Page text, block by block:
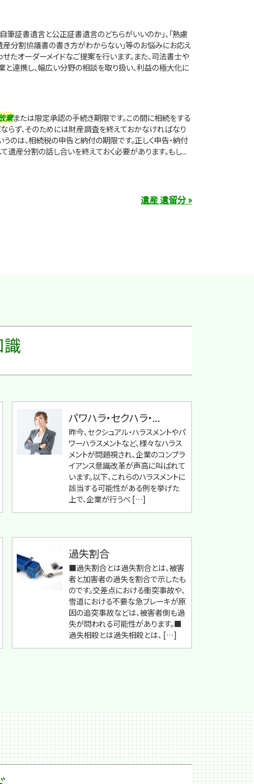
自筆証書遺言と公正証書遺言のどちらがいいのか」、「熟慮
遺産分割協議書の書き方がわからない」等のお悩みにお応え
たオーダーメイドなご提案を行います。また、司法書士や
と連携し、幅広い分野の相談を取り扱い、利益の極大化に
棄または限定承認の手続き期限です。この間に相続をする
らず、そのためには財産調査を終えておかなければなり
いうのは、相続税の申告と納付の期限です。正しく申告・納付
遺産分割の話し合いを終えておく必要があります。もし...
遺産 遺留分 »
パワハラ・セクハラ・...
昨今、セクシュアル・ハラスメントやパ
ワーハラスメントなど、様々なハラス
メントが問題視され、企業のコンプラ
イアンス意識改革が声高に叫ばれて
います。以下、これらのハラスメントに
該当する可能性がある例を挙げた
上で、企業が行うべ […]
過失割合
■過失割合とは過失割合とは、被害
者と加害者の過失を割合で示したも
のです。交差点における衝突事故や、
雪道における不要な急ブレーキが原
因の追突事故などは、被害者側も過
失が問われる可能性があります。■
過失相殺とは過失相殺とは、 […]